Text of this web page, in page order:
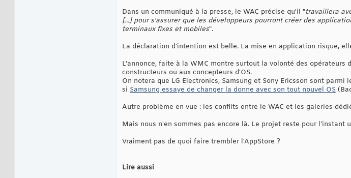
Dans un communiqué à la presse, le WAC précise qu'il "travaillera
[...] pour s'assurer que les développeurs pourront créer des
terminaux fixes et mobiles".
La déclaration d'intention est belle. La mise en application risque,
L'annonce, faite à la WMC montre surtout la volonté des
constructeurs ou aux concepteurs d'OS.
On notera que LG Electronics, Samsung et Sony Ericsson sont
si Samsung essaye de changer la donne avec son tout nouvel OS
Autre problème en vue : les conflits entre le WAC et les galeries
Mais nous n'en sommes pas encore là. Le projet reste pour l'instant
Vraiment pas de quoi faire trembler l'AppStore ?
Lire aussi